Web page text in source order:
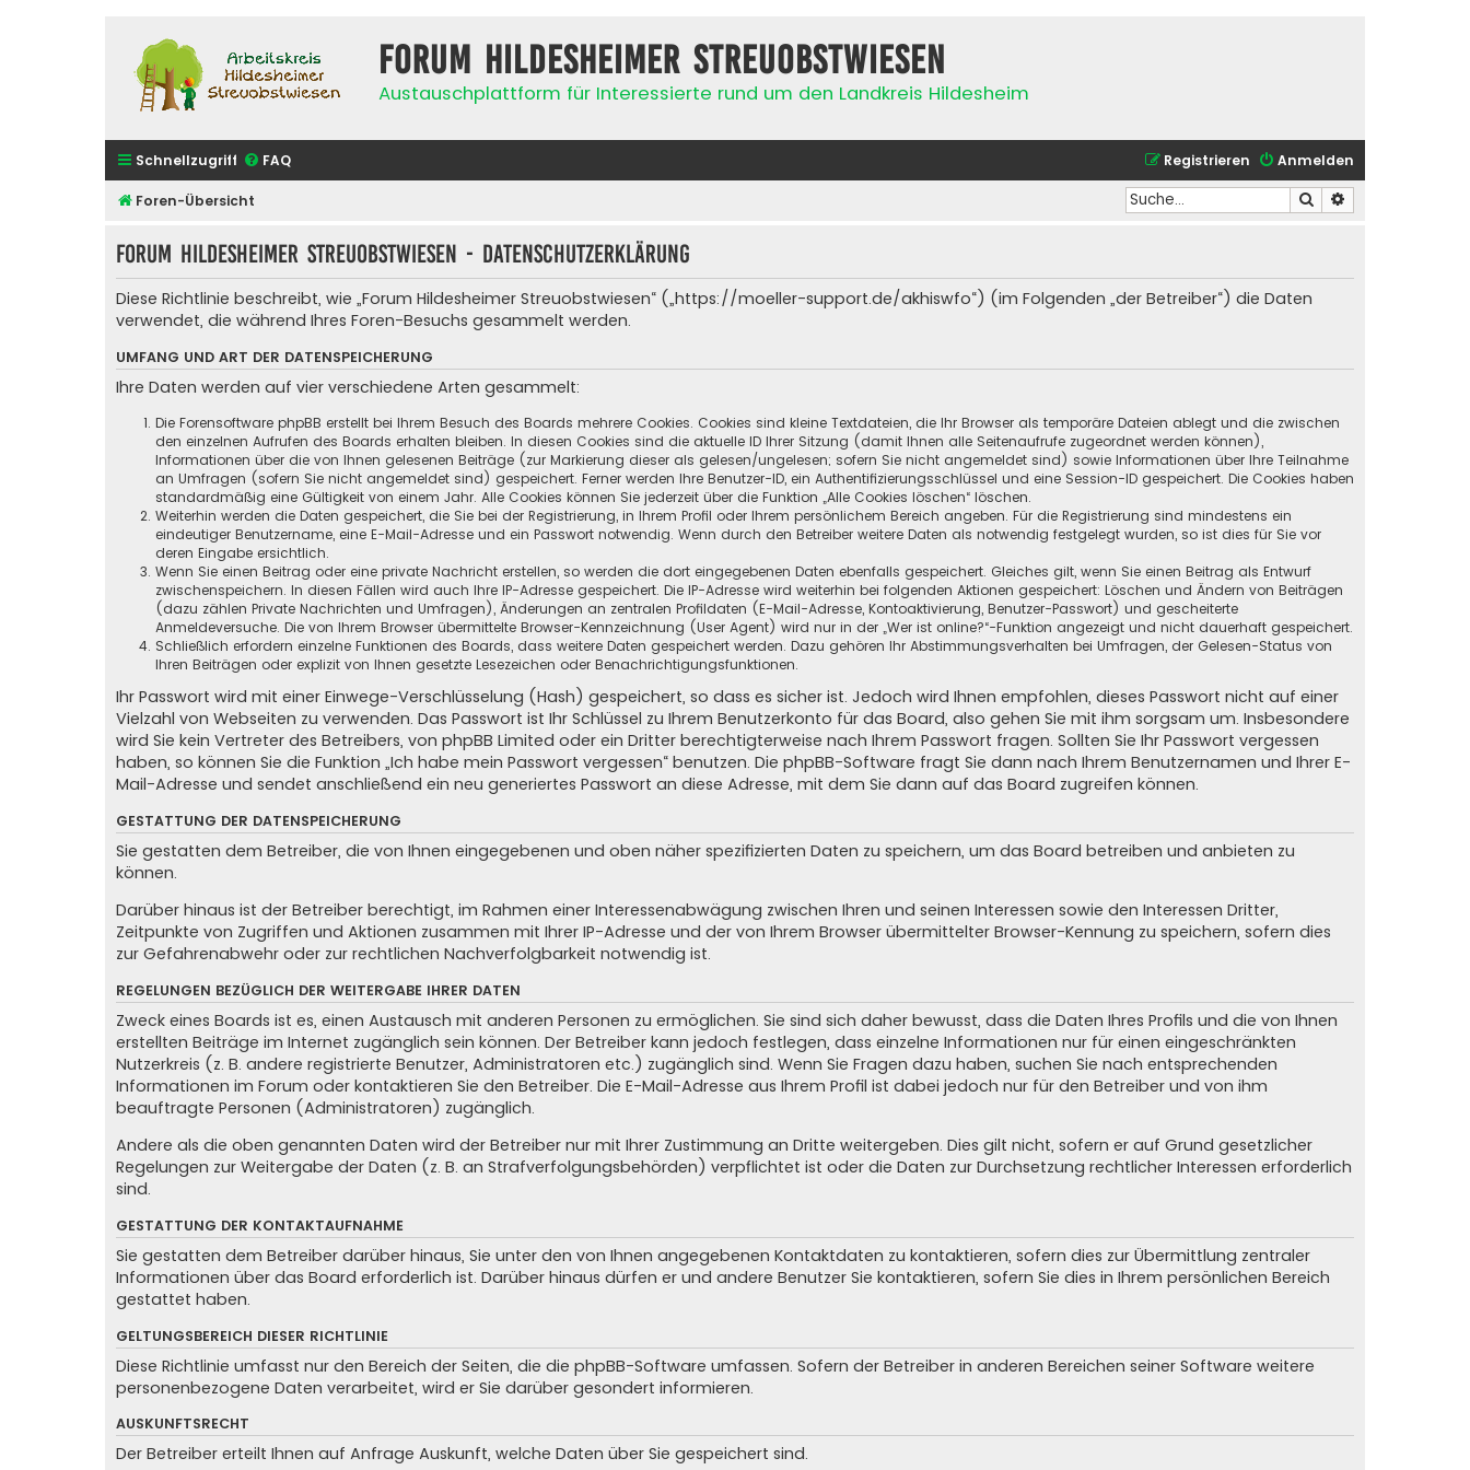
Forum Hildesheimer Streuobstwiesen
Austauschplattform für Interessierte rund um den Landkreis Hildesheim
Schnellzugriff FAQ Anmelden
Registrieren
Foren-Übersicht Suche
Forum Hildesheimer Streuobstwiesen - Datenschutzerklärung
Diese Richtlinie beschreibt, wie „Forum Hildesheimer Streuobstwiesen“ („https://moeller-support.de/akhiswfo“) (im Folgenden „der Betreiber“) die Daten
verwendet, die während Ihres Foren-Besuchs gesammelt werden.
UMFANG UND ART DER DATENSPEICHERUNG
Ihre Daten werden auf vier verschiedene Arten gesammelt:
Die Forensoftware phpBB erstellt bei Ihrem Besuch des Boards mehrere Cookies. Cookies sind kleine Textdateien, die Ihr Browser als temporäre Dateien ablegt und die zwischen
den einzelnen Aufrufen des Boards erhalten bleiben. In diesen Cookies sind die aktuelle ID Ihrer Sitzung (damit Ihnen alle Seitenaufrufe zugeordnet werden können),
Informationen über die von Ihnen gelesenen Beiträge (zur Markierung dieser als gelesen/ungelesen; sofern Sie nicht angemeldet sind) sowie Informationen über Ihre Teilnahme
an Umfragen (sofern Sie nicht angemeldet sind) gespeichert. Ferner werden Ihre Benutzer-ID, ein Authentifizierungsschlüssel und eine Session-ID gespeichert. Die Cookies haben
standardmäßig eine Gültigkeit von einem Jahr. Alle Cookies können Sie jederzeit über die Funktion „Alle Cookies löschen“ löschen.
Weiterhin werden die Daten gespeichert, die Sie bei der Registrierung, in Ihrem Profil oder Ihrem persönlichem Bereich angeben. Für die Registrierung sind mindestens ein
eindeutiger Benutzername, eine E-Mail-Adresse und ein Passwort notwendig. Wenn durch den Betreiber weitere Daten als notwendig festgelegt wurden, so ist dies für Sie vor
deren Eingabe ersichtlich.
Wenn Sie einen Beitrag oder eine private Nachricht erstellen, so werden die dort eingegebenen Daten ebenfalls gespeichert. Gleiches gilt, wenn Sie einen Beitrag als Entwurf
zwischenspeichern. In diesen Fällen wird auch Ihre IP-Adresse gespeichert. Die IP-Adresse wird weiterhin bei folgenden Aktionen gespeichert: Löschen und Ändern von Beiträgen
(dazu zählen Private Nachrichten und Umfragen), Änderungen an zentralen Profildaten (E-Mail-Adresse, Kontoaktivierung, Benutzer-Passwort) und gescheiterte
Anmeldeversuche. Die von Ihrem Browser übermittelte Browser-Kennzeichnung (User Agent) wird nur in der „Wer ist online?“-Funktion angezeigt und nicht dauerhaft gespeichert.
Schließlich erfordern einzelne Funktionen des Boards, dass weitere Daten gespeichert werden. Dazu gehören Ihr Abstimmungsverhalten bei Umfragen, der Gelesen-Status von
Ihren Beiträgen oder explizit von Ihnen gesetzte Lesezeichen oder Benachrichtigungsfunktionen.
Ihr Passwort wird mit einer Einwege-Verschlüsselung (Hash) gespeichert, so dass es sicher ist. Jedoch wird Ihnen empfohlen, dieses Passwort nicht auf einer
Vielzahl von Webseiten zu verwenden. Das Passwort ist Ihr Schlüssel zu Ihrem Benutzerkonto für das Board, also gehen Sie mit ihm sorgsam um. Insbesondere
wird Sie kein Vertreter des Betreibers, von phpBB Limited oder ein Dritter berechtigterweise nach Ihrem Passwort fragen. Sollten Sie Ihr Passwort vergessen
haben, so können Sie die Funktion „Ich habe mein Passwort vergessen“ benutzen. Die phpBB-Software fragt Sie dann nach Ihrem Benutzernamen und Ihrer E-
Mail-Adresse und sendet anschließend ein neu generiertes Passwort an diese Adresse, mit dem Sie dann auf das Board zugreifen können.
GESTATTUNG DER DATENSPEICHERUNG
Sie gestatten dem Betreiber, die von Ihnen eingegebenen und oben näher spezifizierten Daten zu speichern, um das Board betreiben und anbieten zu
können.
Darüber hinaus ist der Betreiber berechtigt, im Rahmen einer Interessenabwägung zwischen Ihren und seinen Interessen sowie den Interessen Dritter,
Zeitpunkte von Zugriffen und Aktionen zusammen mit Ihrer IP-Adresse und der von Ihrem Browser übermittelter Browser-Kennung zu speichern, sofern dies
zur Gefahrenabwehr oder zur rechtlichen Nachverfolgbarkeit notwendig ist.
REGELUNGEN BEZÜGLICH DER WEITERGABE IHRER DATEN
Zweck eines Boards ist es, einen Austausch mit anderen Personen zu ermöglichen. Sie sind sich daher bewusst, dass die Daten Ihres Profils und die von Ihnen
erstellten Beiträge im Internet zugänglich sein können. Der Betreiber kann jedoch festlegen, dass einzelne Informationen nur für einen eingeschränkten
Nutzerkreis (z. B. andere registrierte Benutzer, Administratoren etc.) zugänglich sind. Wenn Sie Fragen dazu haben, suchen Sie nach entsprechenden
Informationen im Forum oder kontaktieren Sie den Betreiber. Die E-Mail-Adresse aus Ihrem Profil ist dabei jedoch nur für den Betreiber und von ihm
beauftragte Personen (Administratoren) zugänglich.
Andere als die oben genannten Daten wird der Betreiber nur mit Ihrer Zustimmung an Dritte weitergeben. Dies gilt nicht, sofern er auf Grund gesetzlicher
Regelungen zur Weitergabe der Daten (z. B. an Strafverfolgungsbehörden) verpflichtet ist oder die Daten zur Durchsetzung rechtlicher Interessen erforderlich
sind.
GESTATTUNG DER KONTAKTAUFNAHME
Sie gestatten dem Betreiber darüber hinaus, Sie unter den von Ihnen angegebenen Kontaktdaten zu kontaktieren, sofern dies zur Übermittlung zentraler
Informationen über das Board erforderlich ist. Darüber hinaus dürfen er und andere Benutzer Sie kontaktieren, sofern Sie dies in Ihrem persönlichen Bereich
gestattet haben.
GELTUNGSBEREICH DIESER RICHTLINIE
Diese Richtlinie umfasst nur den Bereich der Seiten, die die phpBB-Software umfassen. Sofern der Betreiber in anderen Bereichen seiner Software weitere
personenbezogene Daten verarbeitet, wird er Sie darüber gesondert informieren.
AUSKUNFTSRECHT
Der Betreiber erteilt Ihnen auf Anfrage Auskunft, welche Daten über Sie gespeichert sind.